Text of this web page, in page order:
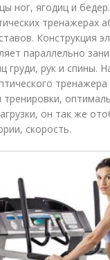
ног, ягодиц и
тренажерах
Конструкция
параллельно
груди, рук и спины.
он так же
скорость.